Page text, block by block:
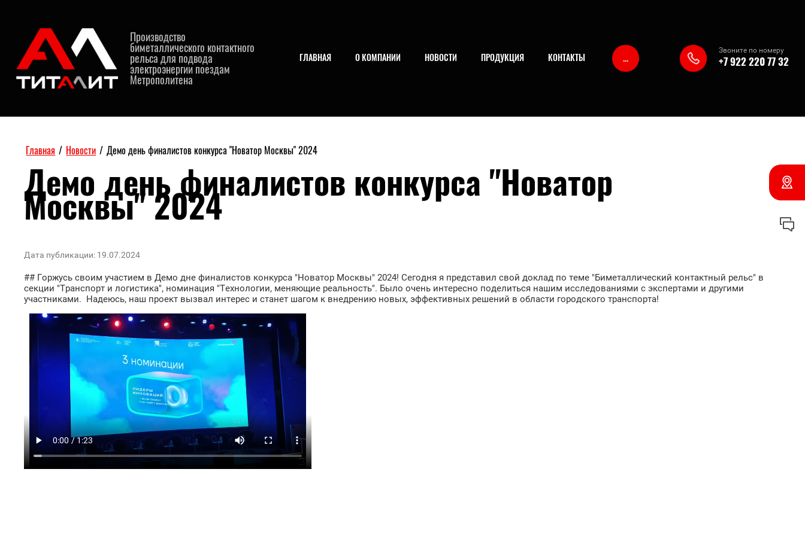
Производство
биметаллического контактного
рельса для подвода
электроэнергии поездам
Метрополитена
ГЛАВНАЯ О КОМПАНИИ НОВОСТИ ПРОДУКЦИЯ КОНТАКТЫ ...
Звоните по номеру
+7 922 220 77 32
Главная / Новости / Демо день финалистов конкурса "Новатор Москвы" 2024
Демо день финалистов конкурса "Новатор
Москвы" 2024
Дата публикации: 19.07.2024
## Горжусь своим участием в Демо дне финалистов конкурса "Новатор Москвы" 2024! Сегодня я представил свой доклад по теме "Биметаллический контактный рельс" в
секции "Транспорт и логистика", номинация "Технологии, меняющие реальность". Было очень интересно поделиться нашим исследованиями с экспертами и другими
участниками. Надеюсь, наш проект вызвал интерес и станет шагом к внедрению новых, эффективных решений в области городского транспорта!